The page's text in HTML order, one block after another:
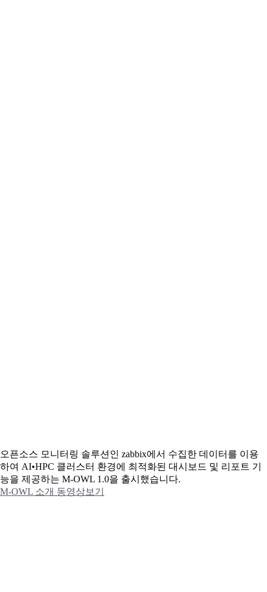
오픈소스 모니터링 솔루션인 zabbix에서 수집한 데이터를 이용
하여 AI•HPC 클러스터 환경에 최적화된 대시보드 및 리포트 기
능을 제공하는 M-OWL 1.0을 출시했습니다.
M-OWL 소개 동영상보기